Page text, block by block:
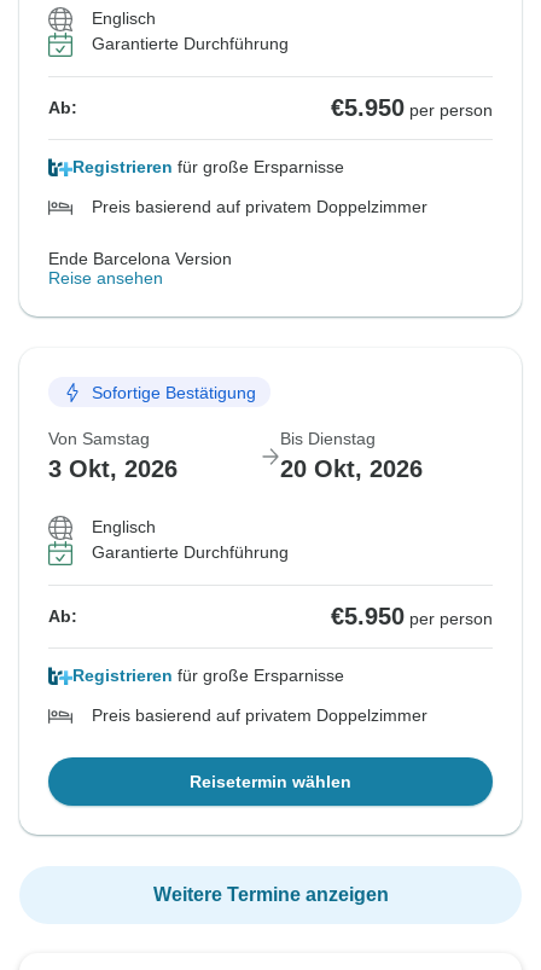
Englisch
Garantierte Durchführung
Ab: €5.950 per person
Registrieren für große Ersparnisse
Preis basierend auf privatem Doppelzimmer
Ende Barcelona Version
Reise ansehen
Sofortige Bestätigung
Von Samstag
3 Okt, 2026
Bis Dienstag
20 Okt, 2026
Englisch
Garantierte Durchführung
Ab: €5.950 per person
Registrieren für große Ersparnisse
Preis basierend auf privatem Doppelzimmer
Reisetermin wählen
Weitere Termine anzeigen